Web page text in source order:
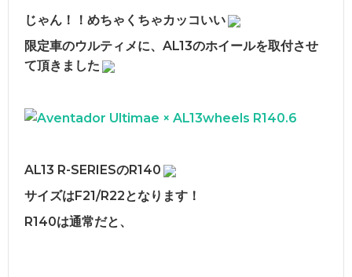
bond MINI
bond Wrap･Polish
じゃん！！めちゃくちゃカッコいい
限定車のウルティメに、AL13のホイールを取付させ
て頂きました
AL13 R-SERIESのR140
サイズはF21/R22となります！
R140は通常だと、